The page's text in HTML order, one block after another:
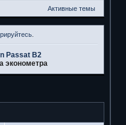
Активные темы
Passat B2
эконометра